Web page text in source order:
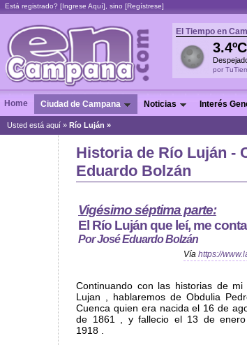
Está registrado? [Ingrese Aquí], sino [Regístrese]
El Tiempo en
3.4ºC
por
Home Ciudad de Campana Noticias Interés
Usted está aquí » Río Luján »
Historia de Río Luján -
Eduardo Bolzán
Vigésimo séptima parte:
El Río Luján que leí, me
Por José Eduardo Bolzán
Vía https://
Continuando con las historias de mi
Lujan , hablaremos de Obdulia
Cuenca quien era nacida el 16 de
de 1861 , y fallecio el 13 de
1918 .